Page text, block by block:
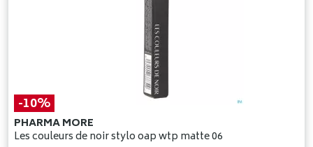
-10%
PHARMA MORE
Les couleurs de noir stylo oap wtp matte 06